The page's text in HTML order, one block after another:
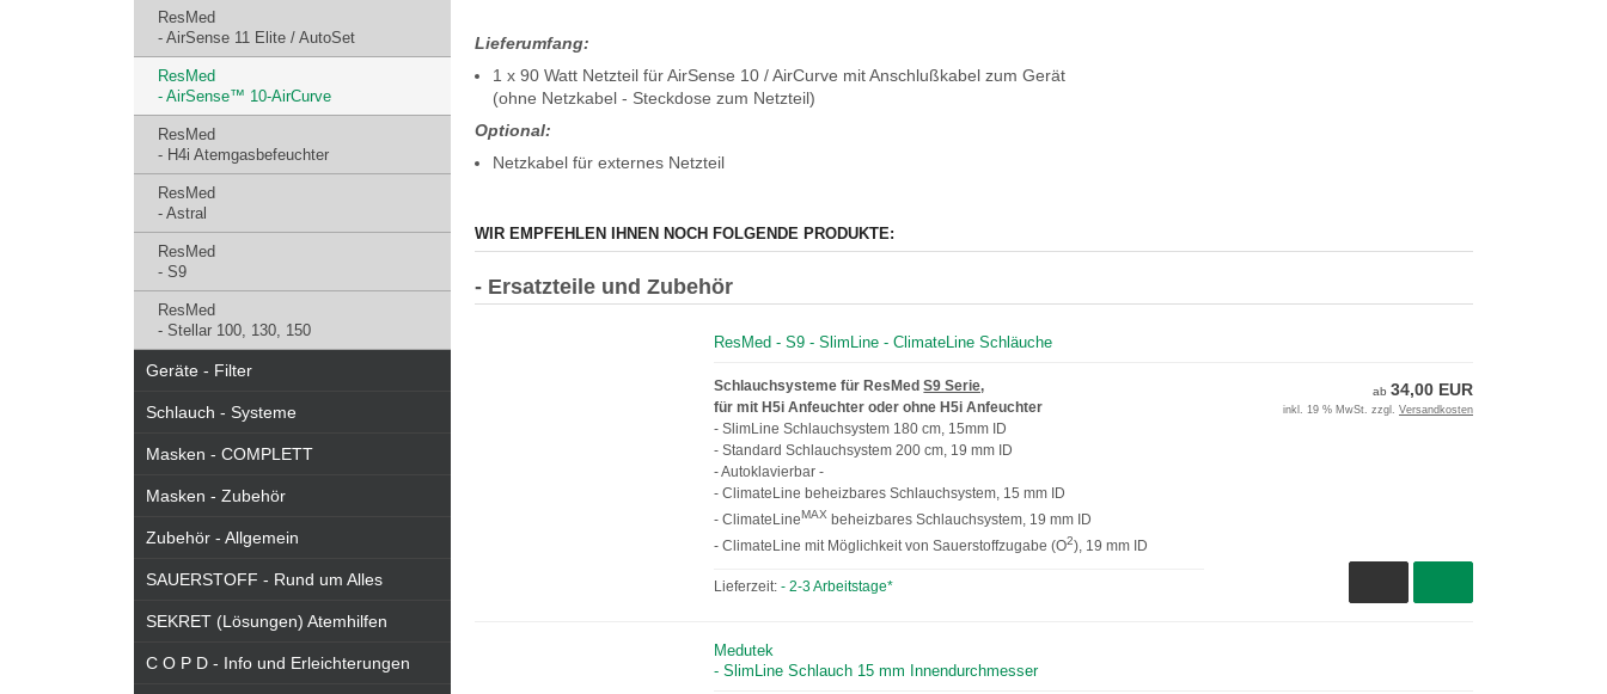
Lieferumfang:
1 x 90 Watt Netzteil für AirSense 10 / AirCurve mit Anschlußkabel zum Gerät
(ohne Netzkabel - Steckdose zum Netzteil)
Optional:
Netzkabel für externes Netzteil
WIR EMPFEHLEN IHNEN NOCH FOLGENDE PRODUKTE:
- Ersatzteile und Zubehör
ResMed - S9 - SlimLine - ClimateLine Schläuche
Schlauchsysteme für ResMedS9 Serie,
für mit H5i Anfeuchter oder ohne H5i Anfeuchter
- SlimLine Schlauchsystem 180 cm, 15mm ID
- Standard Schlauchsystem 200 cm, 19 mm ID
- Autoklavierbar -
- ClimateLine beheizbares Schlauchsystem, 15 mm ID
- ClimateLineMAX beheizbares Schlauchsystem, 19 mm ID
- ClimateLine mit Möglichkeit von Sauerstoffzugabe (O2), 19 mm ID
Lieferzeit:- 2-3 Arbeitstage*
ab 34,00 EUR
inkl. 19 % MwSt. zzgl. Versandkosten
Medutek
- SlimLine Schlauch 15 mm Innendurchmesser
ResMed
- AirSense 11 Elite / AutoSet
ResMed
- AirSense™ 10-AirCurve
ResMed
- H4i Atemgasbefeuchter
ResMed
- Astral
ResMed
- S9
ResMed
- Stellar 100, 130, 150
Geräte - Filter
Schlauch - Systeme
Masken - COMPLETT
Masken - Zubehör
Zubehör - Allgemein
SAUERSTOFF - Rund um Alles
SEKRET (Lösungen) Atemhilfen
C O P D - Info und Erleichterungen